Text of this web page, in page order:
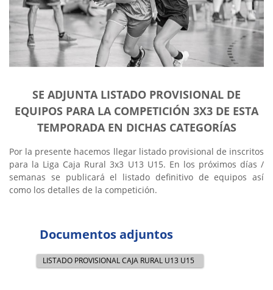
SE ADJUNTA LISTADO PROVISIONAL DE
EQUIPOS PARA LA COMPETICIÓN 3X3 DE ESTA
TEMPORADA EN DICHAS CATEGORÍAS
Por la presente hacemos llegar listado provisional de inscritos
para la Liga Caja Rural 3x3 U13 U15. En los próximos días /
semanas se publicará el listado definitivo de equipos así
como los detalles de la competición.
Documentos adjuntos
LISTADO PROVISIONAL CAJA RURAL U13 U15